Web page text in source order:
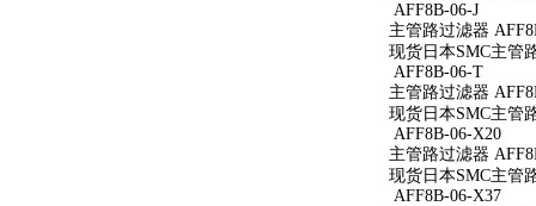
AFF8B-06-J
主管路过滤器
现货日本SMC主管
AFF8B-06-T
主管路过滤器
现货日本SMC主管
AFF8B-06-X20
主管路过滤器
现货日本SMC主管
AFF8B-06-X37